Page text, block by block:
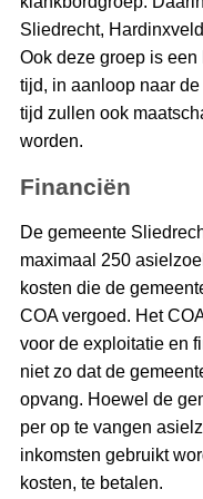
Sliedrecht,
Ook deze groep is
tijd, in aanloop naar
tijd zullen ook
worden.
Financiën
De gemeente
maximaal 250
kosten die de
COA vergoed. Het
voor de exploitatie en
niet zo dat de
opvang. Hoewel de
per op te vangen
inkomsten gebruikt
kosten, te betalen.